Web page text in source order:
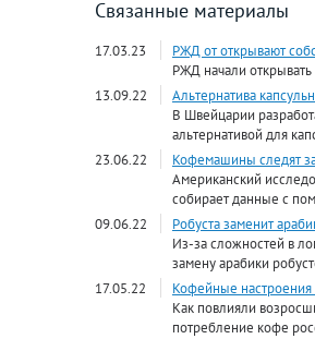
Связанные материалы
17.03.23
РЖД от открывают
РЖД начали
13.09.22
Альтернатива
В Швейцарии
альтернативой для
23.06.22
Кофемашины следят
Американский
собирает данные с
09.06.22
Робуста заменит
Из-за сложностей в
замену арабики
17.05.22
Кофейные
Как повлияли
потребление кофе